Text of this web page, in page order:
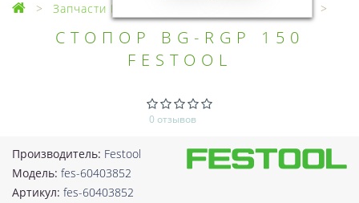
Запчасти Festool
СТОПОР BG-RGP 150
FESTOOL
0 отзывов
Производитель: Festool
Модель: fes-60403852
Артикул: fes-60403852